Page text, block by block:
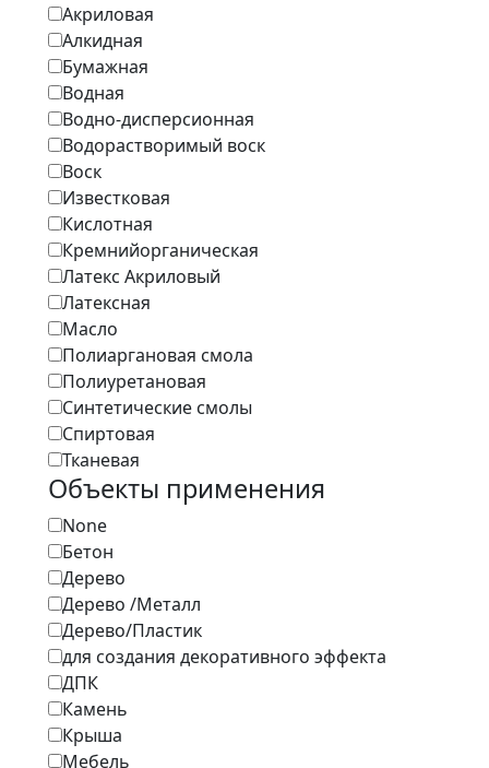
Акриловая
Алкидная
Бумажная
Водная
Водно-дисперсионная
Водорастворимый воск
Воск
Известковая
Кислотная
Кремнийорганическая
Латекс Акриловый
Латексная
Масло
Полиаргановая смола
Полиуретановая
Синтетические смолы
Спиртовая
Тканевая
Объекты применения
None
Бетон
Дерево
Дерево /Металл
Дерево/Пластик
для создания декоративного эффекта
ДПК
Камень
Крыша
Мебель